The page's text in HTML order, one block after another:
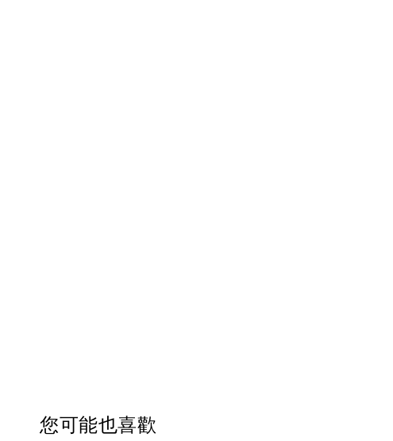
您可能也喜歡